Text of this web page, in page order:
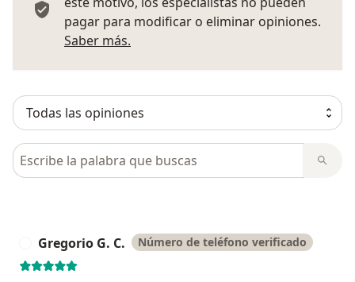
pagar para modificar o eliminar opiniones.
Saber más.
Busca en opiniones
Gregorio G. C. Número de teléfono verificado